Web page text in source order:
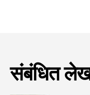
संबंधित लेख